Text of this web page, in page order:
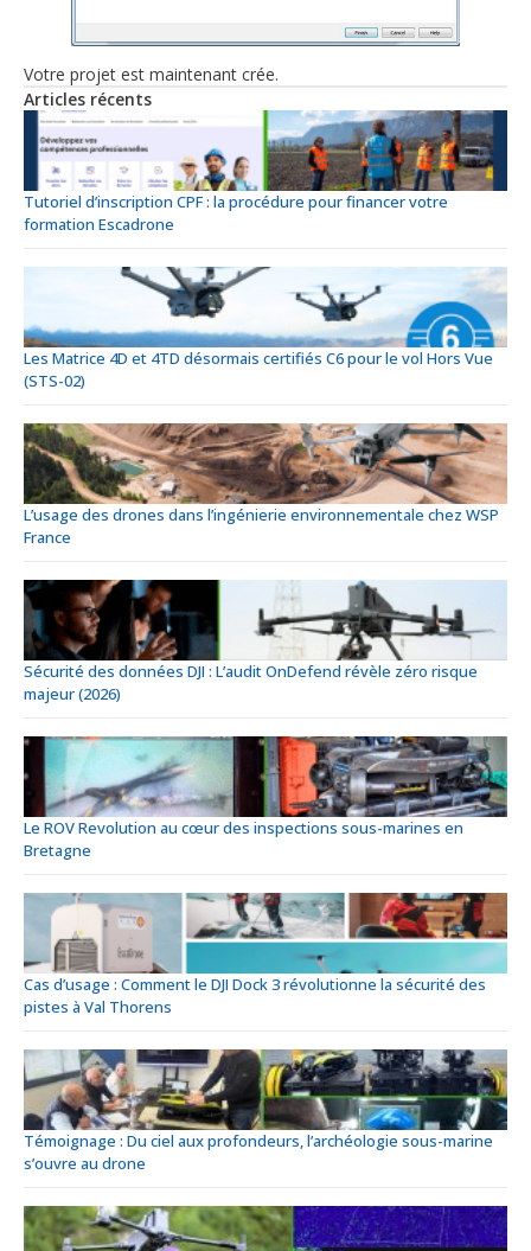
Votre projet est maintenant crée.
Articles récents
Tutoriel d’inscription CPF : la procédure pour financer votre
formation Escadrone
Les Matrice 4D et 4TD désormais certifiés C6 pour le vol Hors Vue
(STS-02)
L’usage des drones dans l’ingénierie environnementale chez WSP
France
Sécurité des données DJI : L’audit OnDefend révèle zéro risque
majeur (2026)
Le ROV Revolution au cœur des inspections sous-marines en
Bretagne
Cas d’usage : Comment le DJI Dock 3 révolutionne la sécurité des
pistes à Val Thorens
Témoignage : Du ciel aux profondeurs, l’archéologie sous-marine
s’ouvre au drone